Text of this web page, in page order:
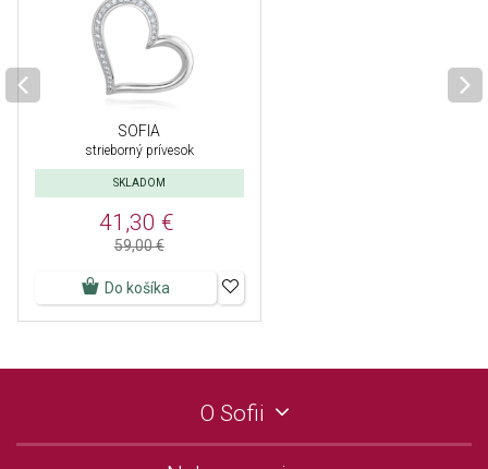
SOFIA
strieborný prívesok
SKLADOM
41,30 €
59,00 €
Do košíka
O Sofii